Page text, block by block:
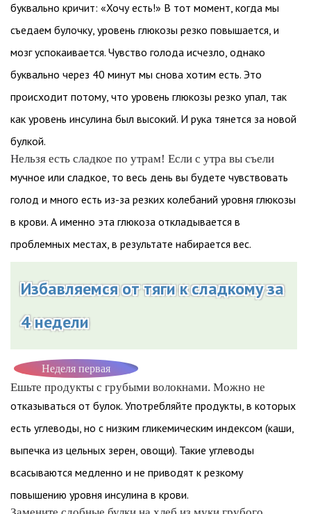
буквально кричит: «Хочу есть!» В тот момент, когда мы
съедаем булочку, уровень глюкозы резко повышается, и
мозг успокаивается. Чувство голода исчезло, однако
буквально через 40 минут мы снова хотим есть. Это
происходит потому, что уровень глюкозы резко упал, так
как уровень инсулина был высокий. И рука тянется за новой
булкой.
Нельзя есть сладкое по утрам! Если с утра вы съели
мучное или сладкое, то весь день вы будете чувствовать
голод и много есть из-за резких колебаний уровня глюкозы
в крови. А именно эта глюкоза откладывается в
проблемных местах, в результате набирается вес.
Избавляемся от тяги к сладкому за
4 недели
Неделя первая
Ешьте продукты с грубыми волокнами. Можно не
отказываться от булок. Употребляйте продукты, в которых
есть углеводы, но с низким гликемическим индексом (каши,
выпечка из цельных зерен, овощи). Такие углеводы
всасываются медленно и не приводят к резкому
повышению уровня инсулина в крови.